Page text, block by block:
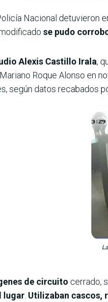
Nacional detuvieron
se pudo
Alexis Castillo Irala,
Roque Alonso en
según datos recabados
de circuito cerrado,
lugar Utilizaban cascos,